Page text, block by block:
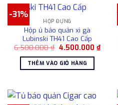
-31%
HỘP ĐỰNG
Hộp ủ bảo quản xì gà
Lubinski TH41 Cao Cấp
6.500.000₫ Giá
là:
6.500.000 ₫.
4.500.000 ₫Giá
THÊM VÀO GIỎ HÀNG